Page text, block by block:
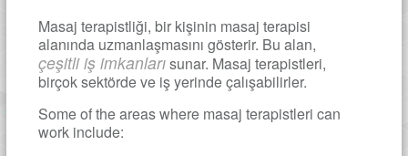
Masaj terapistliği, bir kişinin masaj terapisi
alanında uzmanlaşmasını gösterir. Bu alan,
çeşitli iş imkanlarısunar. Masaj terapistleri,
birçok sektörde ve iş yerinde çalışabilirler.
Some of the areas where masaj terapistleri can
work include: